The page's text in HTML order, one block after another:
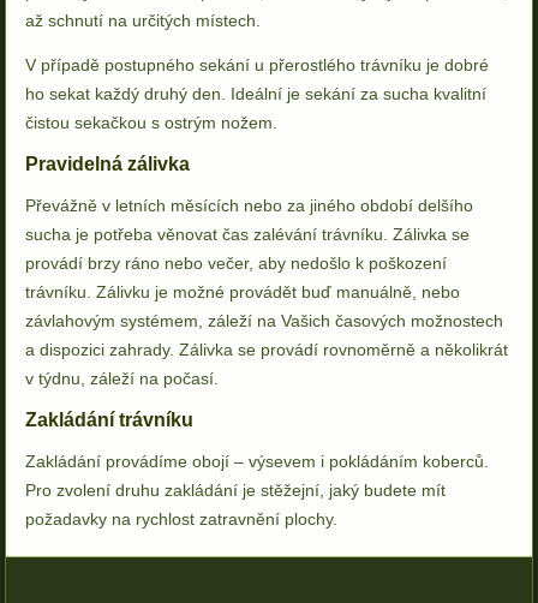
až schnutí na určitých místech.
V případě postupného sekání u přerostlého trávníku je dobré
ho sekat každý druhý den. Ideální je sekání za sucha kvalitní
čistou sekačkou s ostrým nožem.
Pravidelná zálivka
Převážně v letních měsících nebo za jiného období delšího
sucha je potřeba věnovat čas zalévání trávníku. Zálivka se
provádí brzy ráno nebo večer, aby nedošlo k poškození
trávníku. Zálivku je možné provádět buď manuálně, nebo
závlahovým systémem, záleží na Vašich časových možnostech
a dispozici zahrady. Zálivka se provádí rovnoměrně a několikrát
v týdnu, záleží na počasí.
Zakládání trávníku
Zakládání provádíme obojí – výsevem i pokládáním koberců.
Pro zvolení druhu zakládání je stěžejní, jaký budete mít
požadavky na rychlost zatravnění plochy.